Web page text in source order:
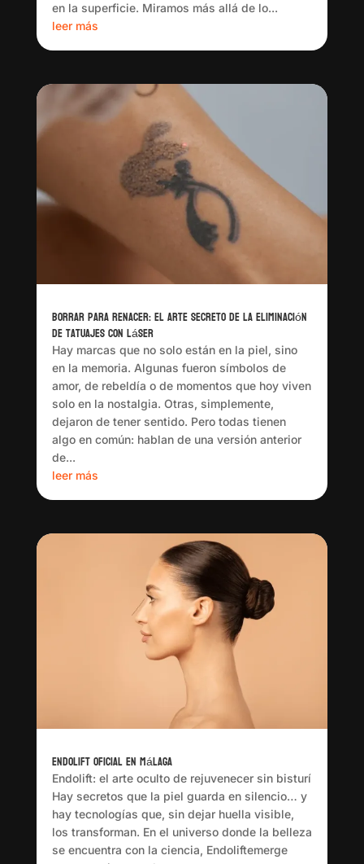
en la superficie. Miramos más allá de lo...
leer más
Borrar para renacer: el arte secreto de la eliminación
de tatuajes con láser
Hay marcas que no solo están en la piel, sino
en la memoria. Algunas fueron símbolos de
amor, de rebeldía o de momentos que hoy viven
solo en la nostalgia. Otras, simplemente,
dejaron de tener sentido. Pero todas tienen
algo en común: hablan de una versión anterior
de...
leer más
Endolift oficial en Málaga
Endolift: el arte oculto de rejuvenecer sin bisturí
Hay secretos que la piel guarda en silencio… y
hay tecnologías que, sin dejar huella visible,
los transforman. En el universo donde la belleza
se encuentra con la ciencia, Endoliftemerge